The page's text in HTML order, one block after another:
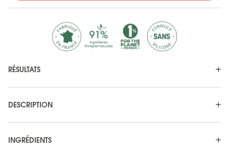
RÉSULTATS
DESCRIPTION
INGRÉDIENTS